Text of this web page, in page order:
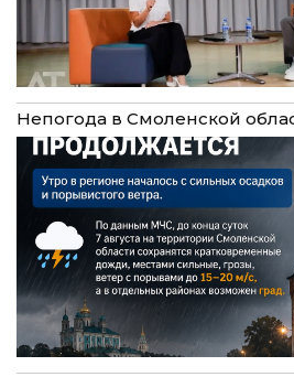
Непогода в Смоленской